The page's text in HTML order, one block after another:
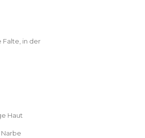
Falte, in der
Haut